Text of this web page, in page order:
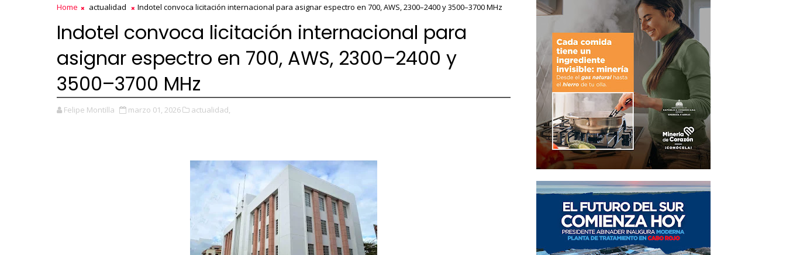
Home actualidad Indotel convoca licitación internacional para asignar espectro en 700, AWS, 2300–2400 y 3500–3700 MHz
Indotel convoca licitación internacional para
asignar espectro en 700, AWS, 2300–2400 y
3500–3700 MHz
Felipe Montilla marzo 01, 2026 actualidad,